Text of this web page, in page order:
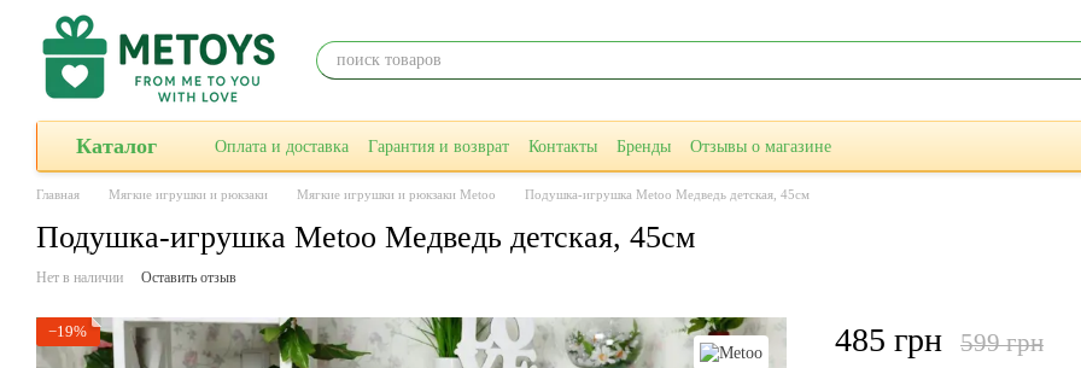
Перейти к основному контенту
Каталог Оплата и доставка Гарантия и возврат Контакты Бренды Отзывы о магазине
Главная Мягкие игрушки и рюкзаки Мягкие игрушки и рюкзаки Metoo Подушка-игрушка Metoo Медведь детская, 45см
Подушка-игрушка Metoo Медведь детская, 45см
Нет в наличии Оставить отзыв
−19% 485 грн 599 грн